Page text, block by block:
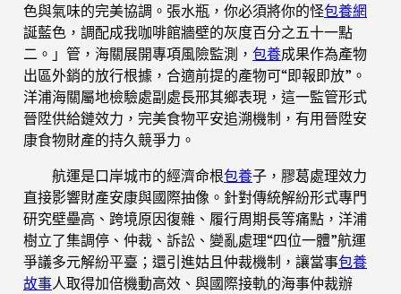
色與氣味的完美協調。張水瓶，你必須將你的怪包養網
誕藍色，調配成我咖啡館牆壁的灰度百分之五十一點
二。」管，海關展開專項風險監測， 包養成果作為產物
出區外銷的放行根據，合適前提的產物可“即報即放”。
洋浦海關屬地檢驗處副處長邢其鄉表現，這一監管形式
晉陞供給鏈效力，完美食物平安追溯機制，有用晉陞安
康食物財產的持久競爭力。
航運是口岸城市的經濟命根包養子，膠葛處理效力
直接影響財產安康與國際抽像。針對傳統解紛形式專門
研究壁壘高、跨境原因復雜、履行周期長等痛點，洋浦
樹立了集調停、仲裁、訴訟、變亂處理“四位一體”航運
爭議多元解紛平臺；還引進姑且仲裁機制，讓當事包養
故事人取得加倍機動高效、與國際接軌的海事仲裁辦